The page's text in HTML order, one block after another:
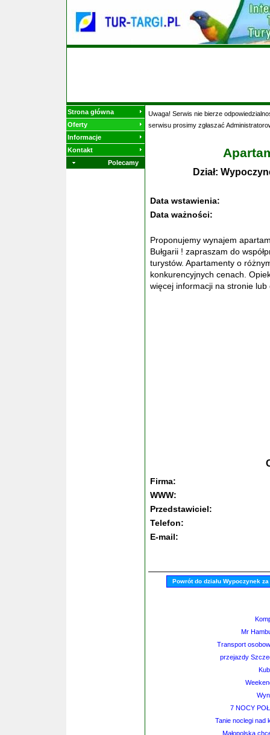
Strona główna
Oferty
Informacje
Kontakt
Polecamy
Uwaga! Serwis nie bierze
serwisu prosimy zgłaszać
Dział:
Data wstawienia:
Data ważności:
Proponujemy wynajem
Bułgarii ! zapraszam do
turystów. Apartamenty o
konkurencyjnych cenach.
więcej informacji na stronie
Firma:
WWW:
Przedstawiciel:
Telefon:
E-mail:
Powrót do działu Wypoczynek
Mr
Transport
przejazdy
7 NOCY
Tanie noclegi nad
Małopolska